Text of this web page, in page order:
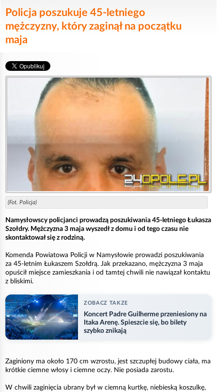
Policja poszukuje 45-letniego
mężczyzny, który zaginął na początku
maja
(Fot. Policja)
Namysłowscy policjanci prowadzą poszukiwania 45-letniego Łukasza
Szołdry. Mężczyzna 3 maja wyszedł z domu i od tego czasu nie
skontaktował się z rodziną.
Komenda Powiatowa Policji w Namysłowie prowadzi poszukiwania
za 45-letnim Łukaszem Szołdrą. Jak przekazano, mężczyzna 3 maja
opuścił miejsce zamieszkania i od tamtej chwili nie nawiązał kontaktu
z bliskimi.
ZOBACZ TAKZE
Koncert Padre Guilherme przeniesiony na
Itaka Arenę. Spieszcie się, bo bilety
szybko znikają
Zaginiony ma około 170 cm wzrostu, jest szczupłej budowy ciała, ma
krótkie ciemne włosy i ciemne oczy. Nie posiada zarostu.
W chwili zaginięcia ubrany był w ciemną kurtkę, niebieską koszulkę,